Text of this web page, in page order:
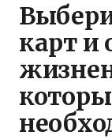
карт и